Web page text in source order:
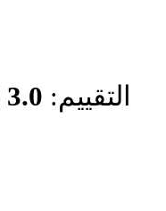
التقييم: 3.0